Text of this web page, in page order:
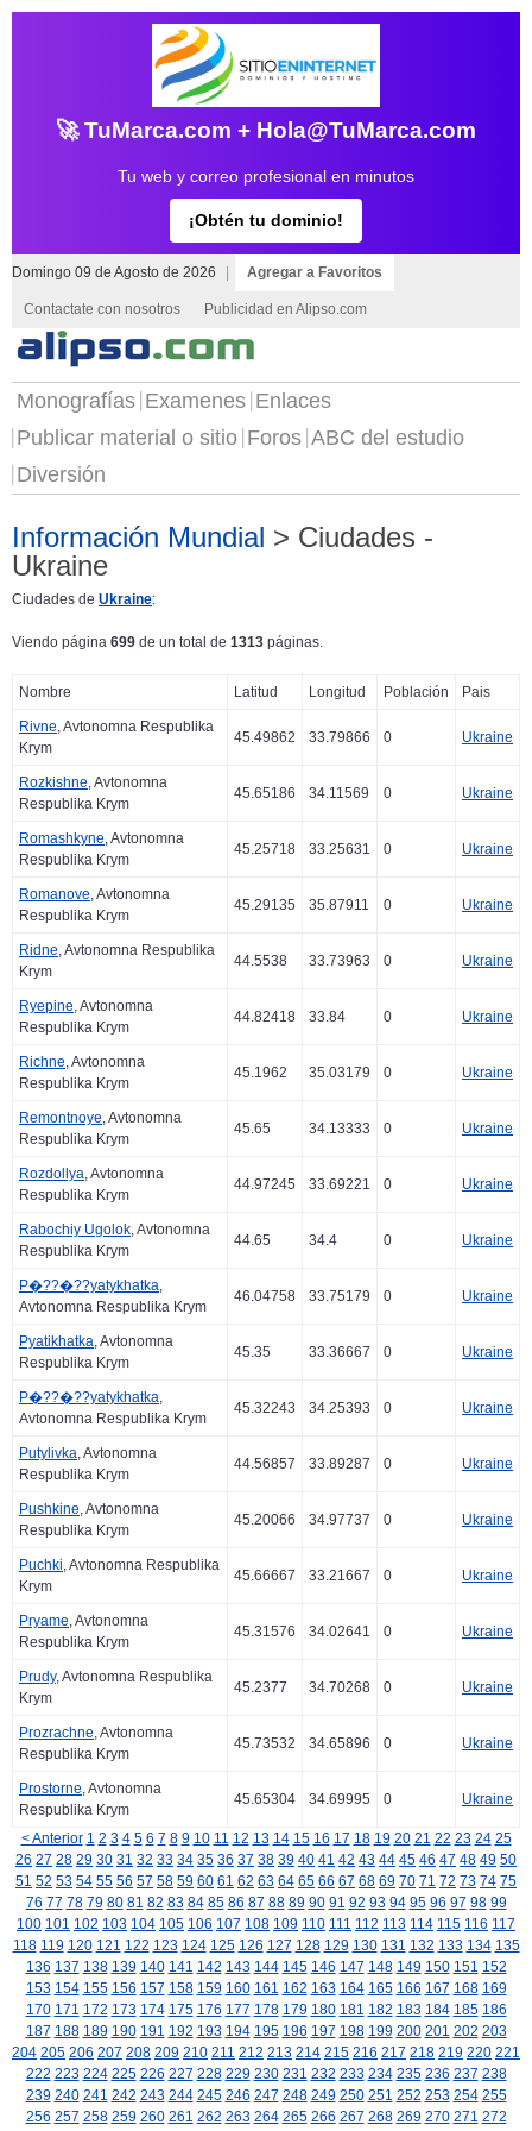
🚀 TuMarca.com + Hola@TuMarca.com
Tu web y correo profesional en minutos
¡Obtén tu dominio!
Domingo 09 de Agosto de 2026 Agregar a Favoritos
Contactate con nosotros Publicidad en Alipso.com
Monografías Examenes Enlaces
Publicar material o sitio Foros ABC del estudio
Diversión
Información Mundial > Ciudades -
Ukraine
Ciudades de Ukraine:
Viendo página 699 de un total de 1313 páginas.
Nombre Latitud Longitud Población Pais
Rivne, Avtonomna Respublika
Krym
45.49862 33.79866 0 Ukraine
Rozkishne, Avtonomna
Respublika Krym
45.65186 34.11569 0 Ukraine
Romashkyne, Avtonomna
Respublika Krym
45.25718 33.25631 0 Ukraine
Romanove, Avtonomna
Respublika Krym
45.29135 35.87911 0 Ukraine
Ridne, Avtonomna Respublika
Krym
44.5538 33.73963 0 Ukraine
Ryepine, Avtonomna
Respublika Krym
44.82418 33.84 0 Ukraine
Richne, Avtonomna
Respublika Krym
45.1962 35.03179 0 Ukraine
Remontnoye, Avtonomna
Respublika Krym
45.65 34.13333 0 Ukraine
Rozdollya, Avtonomna
Respublika Krym
44.97245 33.69221 0 Ukraine
Rabochiy Ugolok, Avtonomna
Respublika Krym
44.65 34.4 0 Ukraine
P�??�??yatykhatka,
Avtonomna Respublika Krym
46.04758 33.75179 0 Ukraine
Pyatikhatka, Avtonomna
Respublika Krym
45.35 33.36667 0 Ukraine
P�??�??yatykhatka,
Avtonomna Respublika Krym
45.32243 34.25393 0 Ukraine
Putylivka, Avtonomna
Respublika Krym
44.56857 33.89287 0 Ukraine
Pushkine, Avtonomna
Respublika Krym
45.20066 34.97737 0 Ukraine
Puchki, Avtonomna Respublika
Krym
45.66667 33.21667 0 Ukraine
Pryame, Avtonomna
Respublika Krym
45.31576 34.02641 0 Ukraine
Prudy, Avtonomna Respublika
Krym
45.2377 34.70268 0 Ukraine
Prozrachne, Avtonomna
Respublika Krym
45.73532 34.65896 0 Ukraine
Prostorne, Avtonomna
Respublika Krym
45.65304 34.69995 0 Ukraine
< Anterior 1 2 3 4 5 6 7 8 9 10 11 12 13 14 15 16 17 18 19 20 21 22 23 24 25
26 27 28 29 30 31 32 33 34 35 36 37 38 39 40 41 42 43 44 45 46 47 48 49 50
51 52 53 54 55 56 57 58 59 60 61 62 63 64 65 66 67 68 69 70 71 72 73 74 75
76 77 78 79 80 81 82 83 84 85 86 87 88 89 90 91 92 93 94 95 96 97 98 99
100 101 102 103 104 105 106 107 108 109 110 111 112 113 114 115 116 117
118 119 120 121 122 123 124 125 126 127 128 129 130 131 132 133 134 135
136 137 138 139 140 141 142 143 144 145 146 147 148 149 150 151 152
153 154 155 156 157 158 159 160 161 162 163 164 165 166 167 168 169
170 171 172 173 174 175 176 177 178 179 180 181 182 183 184 185 186
187 188 189 190 191 192 193 194 195 196 197 198 199 200 201 202 203
204 205 206 207 208 209 210 211 212 213 214 215 216 217 218 219 220 221
222 223 224 225 226 227 228 229 230 231 232 233 234 235 236 237 238
239 240 241 242 243 244 245 246 247 248 249 250 251 252 253 254 255
256 257 258 259 260 261 262 263 264 265 266 267 268 269 270 271 272